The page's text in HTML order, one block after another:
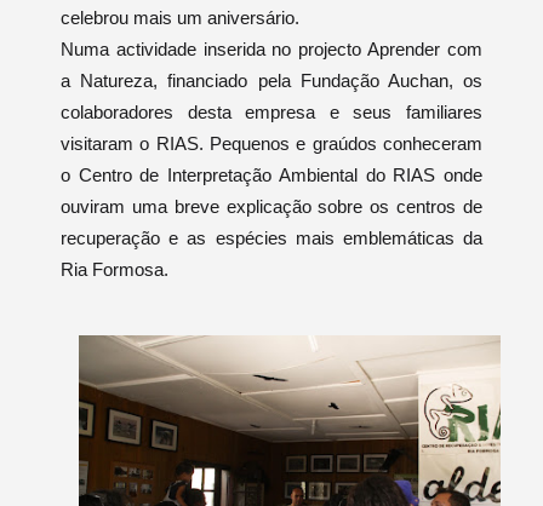
celebrou mais um aniversário.
Numa actividade inserida no projecto Aprender com
a Natureza, financiado pela Fundação Auchan, os
colaboradores desta empresa e seus familiares
visitaram o RIAS. Pequenos e graúdos conheceram
o Centro de Interpretação Ambiental do RIAS onde
ouviram uma breve explicação sobre os centros de
recuperação e as espécies mais emblemáticas da
Ria Formosa.